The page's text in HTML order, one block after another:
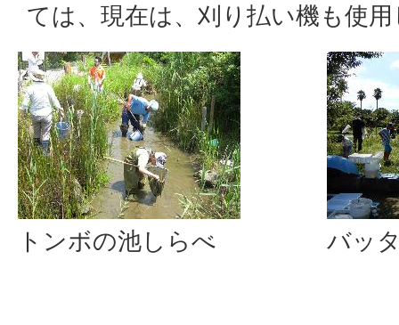
ては、現在は、刈り払い機も使
トンボの池しらべ バッ